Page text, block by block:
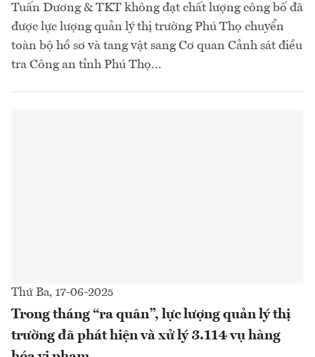
Tuấn Dương & TKT không đạt chất lượng công bố đã
được lực lượng quản lý thị trường Phú Thọ chuyển
toàn bộ hồ sơ và tang vật sang Cơ quan Cảnh sát điều
tra Công an tỉnh Phú Thọ...
Thứ Ba, 17-06-2025
Trong tháng “ra quân”, lực lượng quản lý thị
trường đã phát hiện và xử lý 3.114 vụ hàng